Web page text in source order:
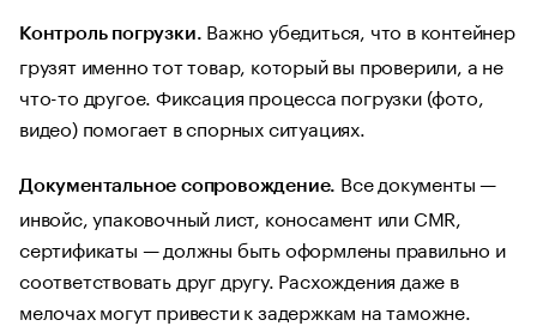
Контроль погрузки. Важно убедиться, что в контейнер
грузят именно тот товар, который вы проверили, а не
что-то другое. Фиксация процесса погрузки (фото,
видео) помогает в спорных ситуациях.
Документальное сопровождение. Все документы —
инвойс, упаковочный лист, коносамент или CMR,
сертификаты — должны быть оформлены правильно и
соответствовать друг другу. Расхождения даже в
мелочах могут привести к задержкам на таможне.